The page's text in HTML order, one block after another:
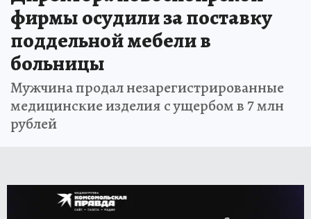
фирмы осудили за поставку
поддельной мебели в
больницы
Мужчина продал незарегистрированные
медицинские изделия с ущербом в 7 млн
рублей